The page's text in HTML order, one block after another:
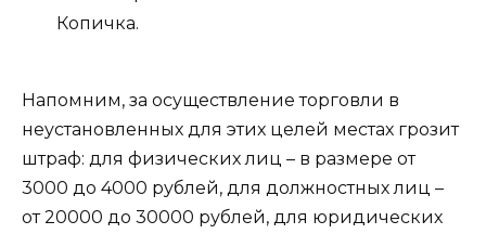
Копичка.
Напомним, за осуществление торговли в
неустановленных для этих целей местах грозит
штраф: для физических лиц – в размере от
3000 до 4000 рублей, для должностных лиц –
от 20000 до 30000 рублей, для юридических